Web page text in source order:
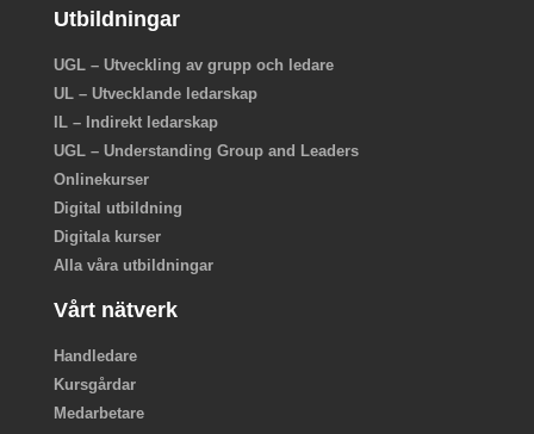
Utbildningar
UGL – Utveckling av grupp och ledare
UL – Utvecklande ledarskap
IL – Indirekt ledarskap
UGL – Understanding Group and Leaders
Onlinekurser
Digital utbildning
Digitala kurser
Alla våra utbildningar
Vårt nätverk
Handledare
Kursgårdar
Medarbetare